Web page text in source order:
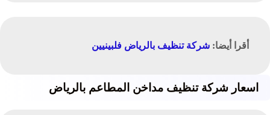
أقرا أيضا: شركة تنظيف بالرياض فلبينيين
اسعار شركة تنظيف مداخن المطاعم بالرياض